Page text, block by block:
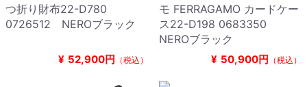
つ折り財布22-D780
0726512 NEROブラック
¥ 52,900円 （税込）
モ FERRAGAMO カードケー
ス22-D198 0683350
NEROブラック
¥ 50,900円 （税込）